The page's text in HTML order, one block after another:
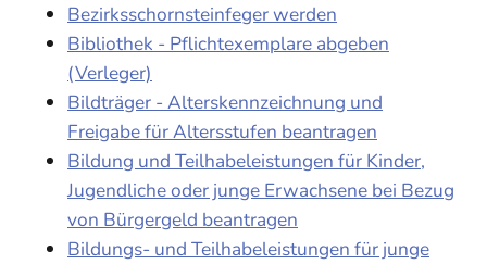
Bezirksschornsteinfeger werden
Bibliothek - Pflichtexemplare abgeben
(Verleger)
Bildträger - Alterskennzeichnung und
Freigabe für Altersstufen beantragen
Bildung und Teilhabeleistungen für Kinder,
Jugendliche oder junge Erwachsene bei Bezug
von Bürgergeld beantragen
Bildungs- und Teilhabeleistungen für junge